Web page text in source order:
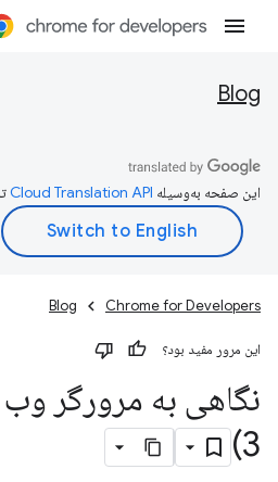
Blog
این صفحه به‌وسیله
Chrome for Developers
Blog
این مرور مفید بود؟
نگاهی به مرورگر
3)